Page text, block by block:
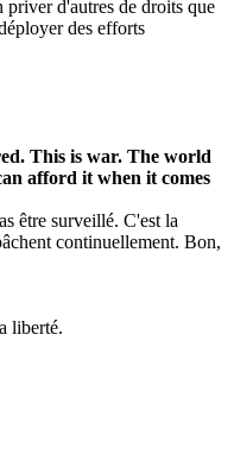
d'autres de droits que
des efforts
This is war. The world
afford it when it comes
être surveillé. C'est la
continuellement. Bon,
liberté.